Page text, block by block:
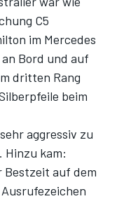
C5
im Mercedes
Bord und auf
dritten Rang
beim
aggressiv zu
Hinzu kam:
Bestzeit auf dem